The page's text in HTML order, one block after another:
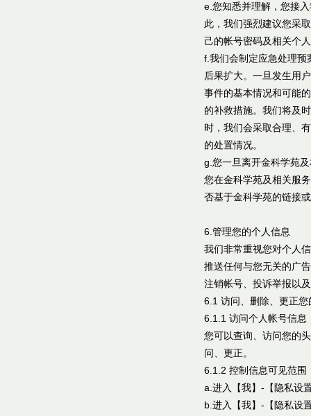
e.您知悉并理解，您接
此，我们强烈建议您采
己的帐号密码及相关个
f.我们会制定应急处理预
后果扩大。一旦发生用
事件的基本情况和可能
的补救措施。我们将及
时，我们会采取合理、
的处置情况。
g.您一旦离开金科学苑
您在金科学苑及相关服
否基于金科学苑的链接
6.管理您的个人信息
我们非常重视您对个人
推送任何与您无关的广
注销帐号、投诉举报以
6.1 访问、删除、更正您
6.1.1 访问个人帐号信息
您可以查询、访问您的
问、更正。
6.1.2 控制信息可见范围
a.进入【我】-【隐私设
b.进入【我】-【隐私设